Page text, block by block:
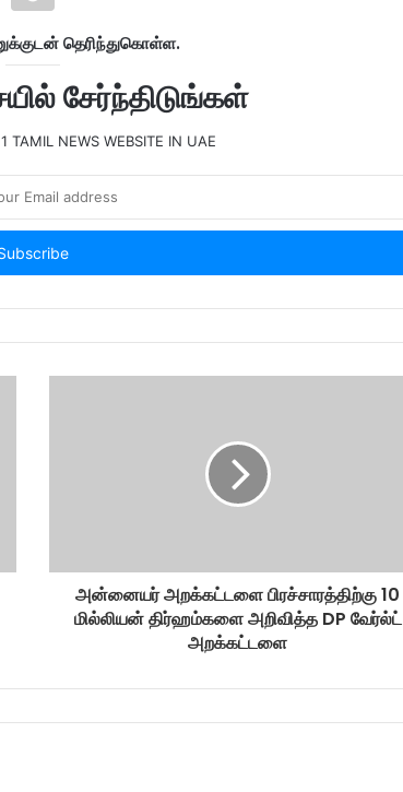
தெரிந்துகொள்ள.
சேர்ந்திடுங்கள்
TAMIL NEWS WEBSITE IN UAE
அன்னையர் அறக்கட்டளை பிரச்சாரத்திற்கு 10
மில்லியன் திர்ஹம்களை அறிவித்த DP வேர்ல்ட்
அறக்கட்டளை